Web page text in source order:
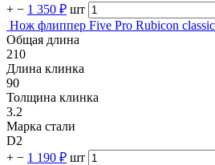
+ − 1 350 ₽ шт
Нож флиппер Five Pro Rubicon classic
Общая длина
210
Длина клинка
90
Толщина клинка
3.2
Марка стали
D2
+ − 1 190 ₽ шт